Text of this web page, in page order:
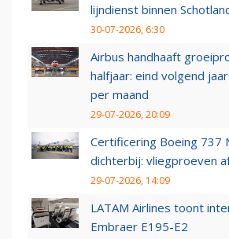
lijndienst binnen
30-07-2026, 6:30
Airbus handhaaft
halfjaar: eind volgend
per maand
29-07-2026, 20:09
Certificering Boeing 737
dichterbij: vliegproeven
29-07-2026, 14:09
LATAM Airlines toont
Embraer E195-E2